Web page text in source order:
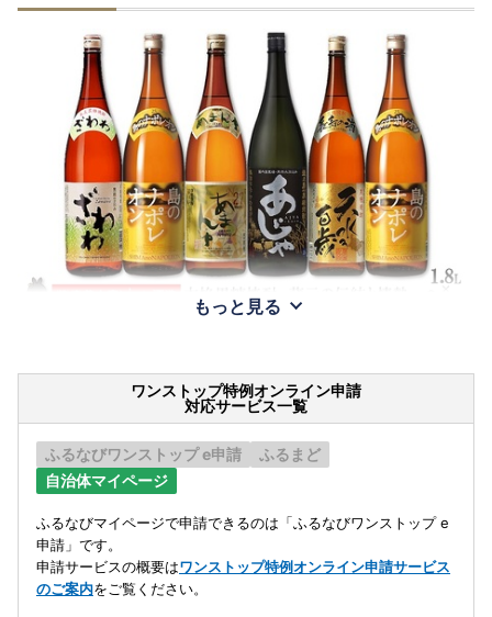
もっと見る
ワンストップ特例オンライン申請
対応サービス一覧
ふるなびワンストップ e申請
ふるまど
自治体マイページ
ふるなびマイページで申請できるのは「ふるなびワンストップ e
申請」です。
申請サービスの概要はワンストップ特例オンライン申請サービス
のご案内をご覧ください。